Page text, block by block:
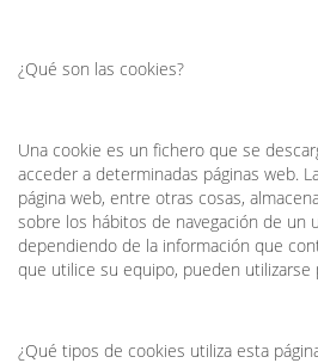
¿Qué son las cookies?
Una cookie es un fichero que se
acceder a determinadas páginas web.
página web, entre otras cosas,
sobre los hábitos de navegación de un
dependiendo de la información que
que utilice su equipo, pueden utilizarse
¿Qué tipos de cookies utiliza esta